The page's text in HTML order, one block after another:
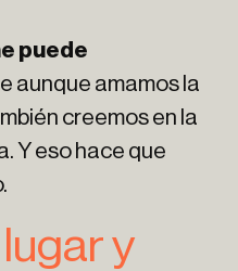
puede
aunque amamos la
creemos en la
Y eso hace que
y